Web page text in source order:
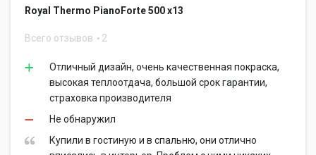
Royal Thermo PianoForte 500 x13
Всего отзывов 2
Отличный дизайн, очень качественная покраска,
высокая теплоотдача, большой срок гарантии,
страховка производителя
Не обнаружил
Купили в гостиную и в спальню, они отлично